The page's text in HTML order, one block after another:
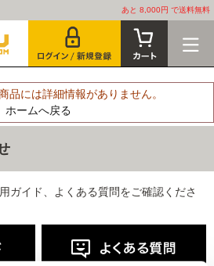
あと 8,000円 で送料無料
品には詳細情報がありません。
ホームへ戻る
ガイド、よくある質問をご確認くださ